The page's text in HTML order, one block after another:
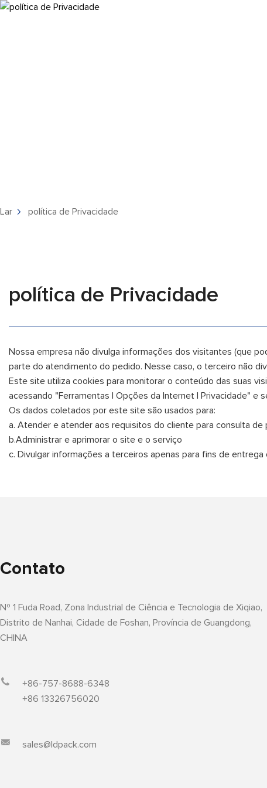
Lar política de Privacidade
política de Privacidade
Nossa empresa não divulga informações dos visitantes (que
parte do atendimento do pedido. Nesse caso, o terceiro não
Este site utiliza cookies para monitorar o conteúdo das suas
acessando "Ferramentas | Opções da Internet | Privacidade" e
Os dados coletados por este site são usados para:
a. Atender e atender aos requisitos do cliente para consulta de
b.Administrar e aprimorar o site e o serviço
c. Divulgar informações a terceiros apenas para fins de entrega
Contato
Nº 1 Fuda Road, Zona Industrial de Ciência e Tecnologia de Xiqiao,
Distrito de Nanhai, Cidade de Foshan, Província de Guangdong,
CHINA
+86-757-8688-6348
+86 13326756020
sales@ldpack.com